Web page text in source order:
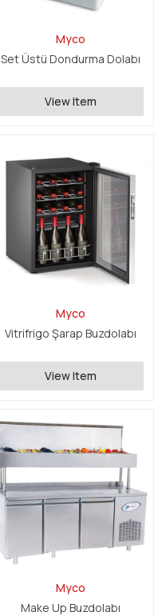
Myco
Set Üstü Dondurma Dolabı
View Item
Myco
Vitrifrigo Şarap Buzdolabı
View Item
Myco
Make Up Buzdolabı